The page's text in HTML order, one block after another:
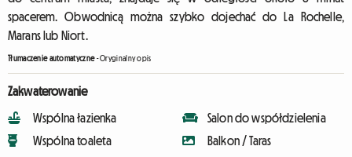
spacerem. Obwodnicą można szybko dojechać do La Rochelle,
Marans lub Niort.
Tłumaczenie automatyczne-Oryginalny opis
Zakwaterowanie
Wspólna łazienka
Wspólna toaleta
Salon do współdzielenia
Balkon / Taras